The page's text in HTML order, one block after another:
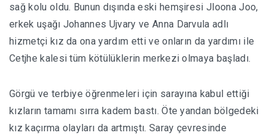
sağ kolu oldu. Bunun dışında eski hemşiresi Jloona Joo,
erkek uşağı Johannes Ujvary ve Anna Darvula adlı
hizmetçi kız da ona yardım etti ve onların da yardımı ile
Cetjhe kalesi tüm kötülüklerin merkezi olmaya başladı.
Görgü ve terbiye öğrenmeleri için sarayına kabul ettiği
kızların tamamı sırra kadem bastı. Öte yandan bölgedeki
kız kaçırma olayları da artmıştı. Saray çevresinde